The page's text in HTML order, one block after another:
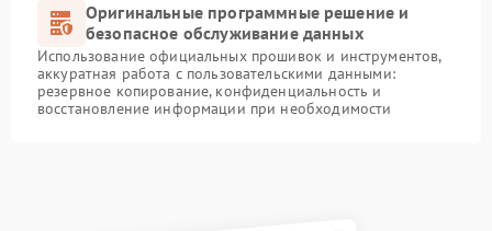
Оригинальные программные решение и
безопасное обслуживание данных
Использование официальных прошивок и инструментов,
аккуратная работа с пользовательскими данными:
резервное копирование, конфиденциальность и
восстановление информации при необходимости